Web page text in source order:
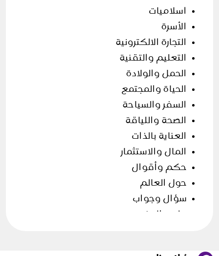
اسلاميات
الأسرة
التجارة الالكترونية
التعليم والتقنية
الحمل والولادة
الحياة والمجتمع
السفر والسياحة
الصحة واللياقة
العناية بالذات
المال والاستثمار
حكم وأقوال
حول العالم
سؤال وجواب
علوم الارض